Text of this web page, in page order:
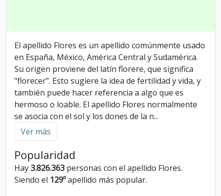
El apellido Flores es un apellido comúnmente usado
en España, México, América Central y Sudamérica.
Su origen proviene del latín florere, que significa
"florecer". Esto sugiere la idea de fertilidad y vida, y
también puede hacer referencia a algo que es
hermoso o loable. El apellido Flores normalmente
se asocia con el sol y los dones de la n...
Ver más
Popularidad
Hay3.826.363 personas con el apellido Flores.
Siendo el 129ºapellido más popular.